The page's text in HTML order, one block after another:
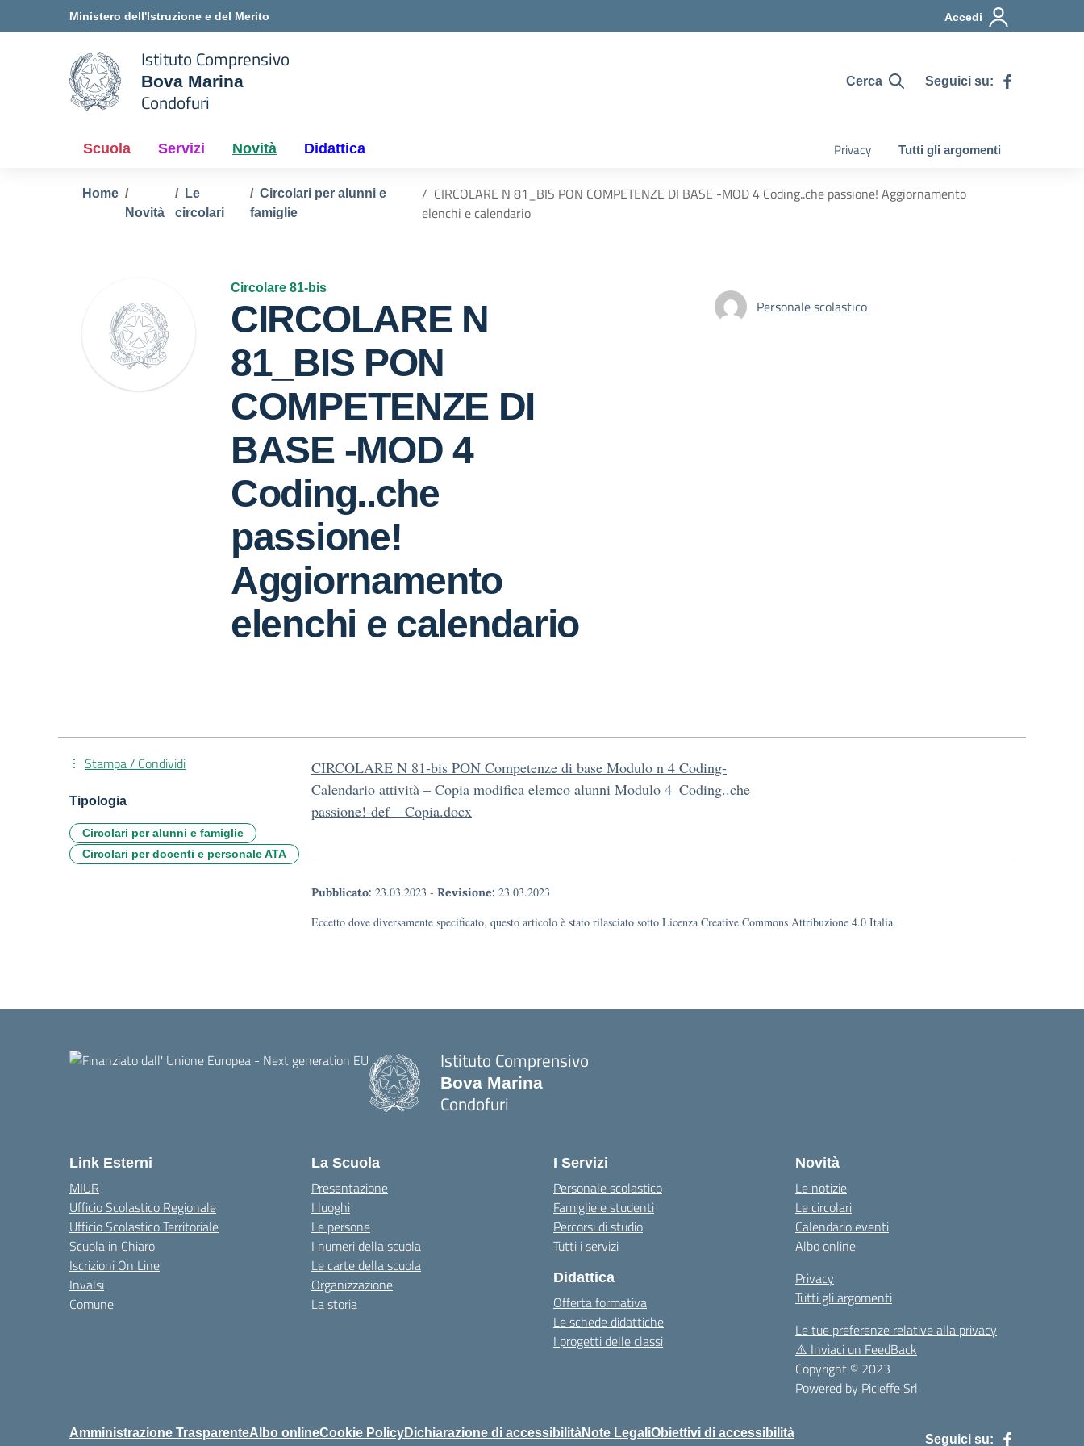
Vai ai contenuti
Vai al menu di navigazioneMinistero dell'Istruzione e del Merito Accedi
scuola
Istituto Comprensivo
Bova Marina
Condofuri
Cerca Seguici su:
Scuola Servizi Novità Didattica Privacy Tutti gli argomenti
Home
Novità
Le
circolari
Circolari per alunni e
famiglie
CIRCOLARE N 81_BIS PON COMPETENZE DI BASE -MOD 4 Coding..che passione! Aggiornamento
elenchi e calendario
Circolare 81-bis
CIRCOLARE N
81_BIS PON
COMPETENZE DI
BASE -MOD 4
Coding..che
passione!
Aggiornamento
elenchi e calendario
Personale scolastico
CIRCOLARE N 81-bis PON Competenze di base Modulo n 4 Coding-
Calendario attività – Copia modifica elemco alunni Modulo 4_Coding..che
passione!-def – Copia.docx
Pubblicato: 23.03.2023 - Revisione: 23.03.2023
Eccetto dove diversamente specificato, questo articolo è stato rilasciato sotto Licenza Creative Commons Attribuzione 4.0 Italia.
Stampa / Condividi
Tipologia
Circolari per alunni e famiglie
Circolari per docenti e personale ATA
Istituto Comprensivo
Bova Marina
Condofuri
Link Esterni
MIUR
Ufficio Scolastico Regionale
Ufficio Scolastico Territoriale
Scuola in Chiaro
Iscrizioni On Line
Invalsi
Comune
La Scuola
Presentazione
I luoghi
Le persone
I numeri della scuola
Le carte della scuola
Organizzazione
La storia
I Servizi
Personale scolastico
Famiglie e studenti
Percorsi di studio
Tutti i servizi
Didattica
Offerta formativa
Le schede didattiche
I progetti delle classi
Novità
Le notizie
Le circolari
Calendario eventi
Albo online
Privacy
Tutti gli argomenti
Le tue preferenze relative alla privacy
⚠️ Inviaci un FeedBack
Copyright © 2023
Powered by Picieffe Srl
Amministrazione TrasparenteAlbo onlineCookie PolicyDichiarazione di accessibilitàNote LegaliObiettivi di accessibilità Seguici su: